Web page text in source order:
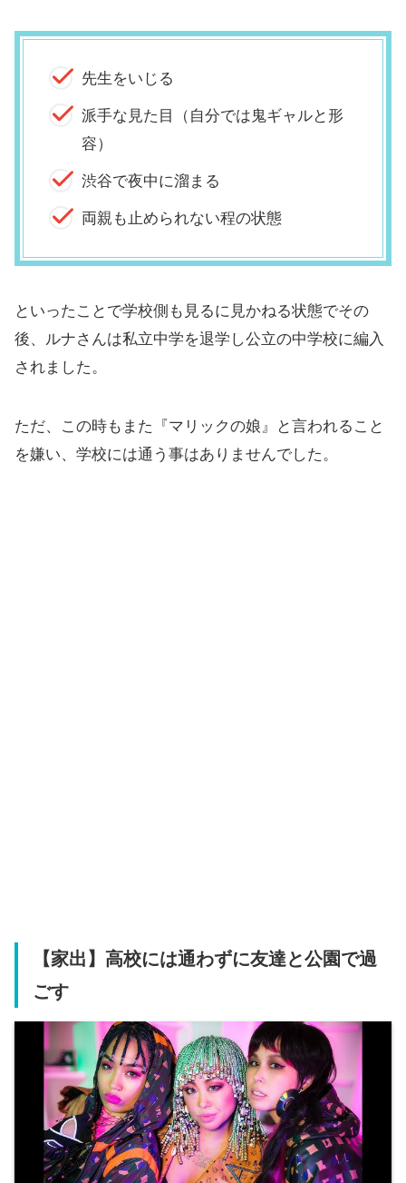
先生をいじる
派手な見た目（自分では鬼ギャルと形
容）
渋谷で夜中に溜まる
両親も止められない程の状態
といったことで学校側も見るに見かねる状態でその
後、ルナさんは私立中学を退学し公立の中学校に編入
されました。
ただ、この時もまた『マリックの娘』と言われること
を嫌い、学校には通う事はありませんでした。
【家出】高校には通わずに友達と公園で過
ごす